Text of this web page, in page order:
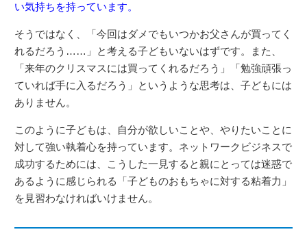
い気持ちを持っています。
そうではなく、「今回はダメでもいつかお父さんが買ってく
れるだろう……」と考える子どもいないはずです。また、
「来年のクリスマスには買ってくれるだろう」「勉強頑張っ
ていれば手に入るだろう」というような思考は、子どもには
ありません。
このように子どもは、自分が欲しいことや、やりたいことに
対して強い執着心を持っています。ネットワークビジネスで
成功するためには、こうした一見すると親にとっては迷惑で
あるように感じられる「子どものおもちゃに対する粘着力」
を見習わなければいけません。